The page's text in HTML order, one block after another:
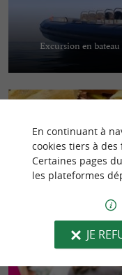
Excursion en
En continuant à
cookies tiers à des
Certaines pages
les plateformes
JE